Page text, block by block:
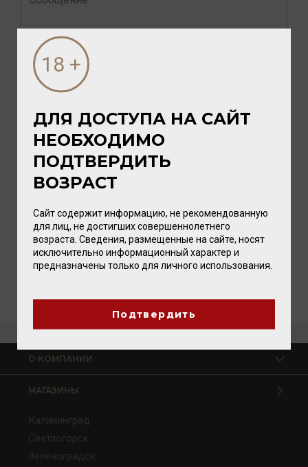
согласие на обработку персональных данных
Информация по оценке условий труда
ОТПРАВИТЬ
О КОМПАНИИ
МАГАЗИНЫ
Калининград
Светлогорск
Зеленоградск
ДЛЯ ДОСТУПА НА САЙТ
НЕОБХОДИМО
ПОДТВЕРДИТЬ
ВОЗРАСТ
Сайт содержит информацию, не рекомендованную
для лиц, не достигших совершеннолетнего
возраста. Сведения, размещенные на сайте, носят
исключительно информационный характер и
предназначены только для личного использования.
Подтвердить